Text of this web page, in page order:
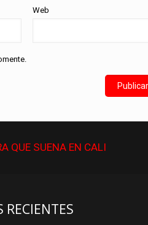
Web
QUESUENAEN CALI
RECIENTES